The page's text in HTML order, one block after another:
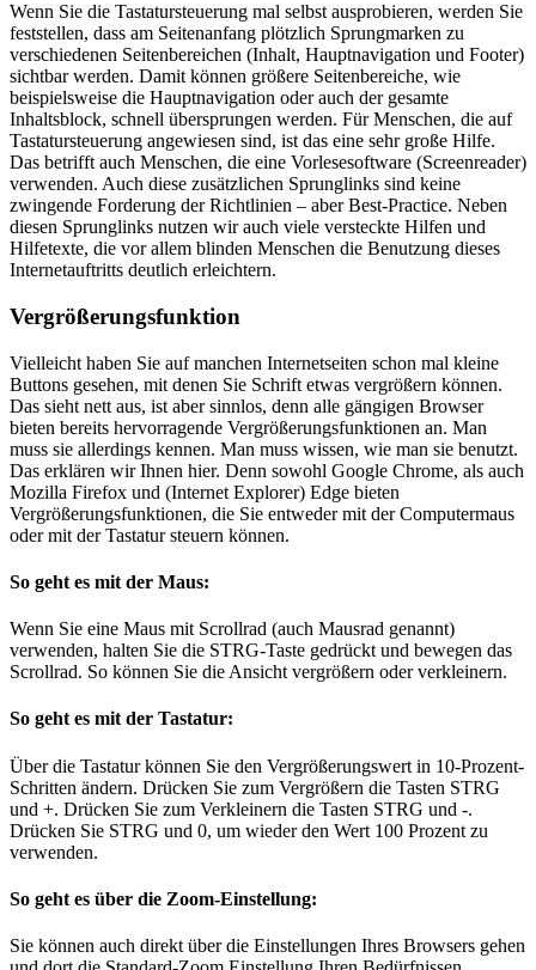
Wenn Sie die Tastatursteuerung mal selbst ausprobieren, werden Sie
feststellen, dass am Seitenanfang plötzlich Sprungmarken zu
verschiedenen Seitenbereichen (Inhalt, Hauptnavigation und Footer)
sichtbar werden. Damit können größere Seitenbereiche, wie
beispielsweise die Hauptnavigation oder auch der gesamte
Inhaltsblock, schnell übersprungen werden. Für Menschen, die auf
Tastatursteuerung angewiesen sind, ist das eine sehr große Hilfe.
Das betrifft auch Menschen, die eine Vorlesesoftware (Screenreader)
verwenden. Auch diese zusätzlichen Sprunglinks sind keine
zwingende Forderung der Richtlinien – aber Best-Practice. Neben
diesen Sprunglinks nutzen wir auch viele versteckte Hilfen und
Hilfetexte, die vor allem blinden Menschen die Benutzung dieses
Internetauftritts deutlich erleichtern.
Vergrößerungsfunktion
Vielleicht haben Sie auf manchen Internetseiten schon mal kleine
Buttons gesehen, mit denen Sie Schrift etwas vergrößern können.
Das sieht nett aus, ist aber sinnlos, denn alle gängigen Browser
bieten bereits hervorragende Vergrößerungsfunktionen an. Man
muss sie allerdings kennen. Man muss wissen, wie man sie benutzt.
Das erklären wir Ihnen hier. Denn sowohl Google Chrome, als auch
Mozilla Firefox und (Internet Explorer) Edge bieten
Vergrößerungsfunktionen, die Sie entweder mit der Computermaus
oder mit der Tastatur steuern können.
So geht es mit der Maus:
Wenn Sie eine Maus mit Scrollrad (auch Mausrad genannt)
verwenden, halten Sie die STRG-Taste gedrückt und bewegen das
Scrollrad. So können Sie die Ansicht vergrößern oder verkleinern.
So geht es mit der Tastatur:
Über die Tastatur können Sie den Vergrößerungswert in 10-Prozent-
Schritten ändern. Drücken Sie zum Vergrößern die Tasten STRG
und +. Drücken Sie zum Verkleinern die Tasten STRG und -.
Drücken Sie STRG und 0, um wieder den Wert 100 Prozent zu
verwenden.
So geht es über die Zoom-Einstellung:
Sie können auch direkt über die Einstellungen Ihres Browsers gehen